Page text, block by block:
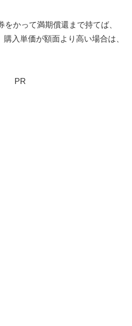
かって満期償還まで持てば、
入単価が額面より高い場合は、
PR